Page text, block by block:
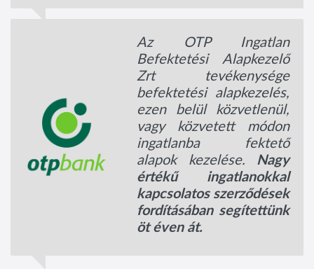
Az OTP Ingatlan
Befektetési Alapkezelő
Zrt tevékenysége
befektetési alapkezelés,
ezen belül közvetlenül,
vagy közvetett módon
ingatlanba fektető
alapok kezelése. Nagy
értékű ingatlanokkal
kapcsolatos szerződések
fordításában segítettünk
öt éven át.